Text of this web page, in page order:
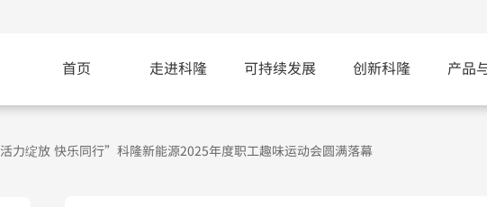
首页 走进科隆 可持续发展 创新科隆 产品
活力绽放 快乐同行”科隆新能源2025年度职工趣味运动会圆满落幕